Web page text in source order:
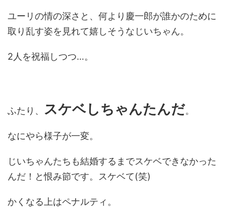
ユーリの情の深さと、何より慶一郎が誰かのために
取り乱す姿を見れて嬉しそうなじいちゃん。
2人を祝福しつつ…。
ふたり、 スケベしちゃんたんだ。
なにやら様子が一変。
じいちゃんたちも結婚するまでスケベできなかった
んだ！と恨み節です。スケベて(笑)
かくなる上はペナルティ。